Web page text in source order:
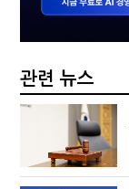
관련 뉴스